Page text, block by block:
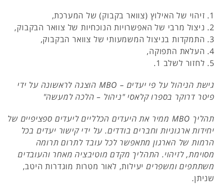
1. זיהוי של האילוץ (צוואר בקבוק) של המערכת,
2. ניצול מרבי של האפשרויות הנוכחיות של צוואר הבקבוק,
3. התמקדות בניצול המשמעותי של צוואר הבקבוק,
4. העלאת התפוקה,
5. לחזור לשלב 1.
גישת הניהול על פי יעדים – MBO הוצגה לראשונה על ידי
פיטר דרוקר בספרו קלאסי "ניהול – הלכה למעשה"
תהליך MBO ממיר את היעדים הכלליים ליעדים ספציפיים של
יחידות ארגוניות וחברים בודדים. על ידי קישור יעדים בכל
הרמות של הארגון מתאפשר לכל עובד לתרום תרומה
מסוימת, לזיהוי. התהליך מקדם מוטיבציה מאחר והעובדים
משתתפים ומשפרים יעילות, לאור מטרות מוגדרות היטב,
שניתן.